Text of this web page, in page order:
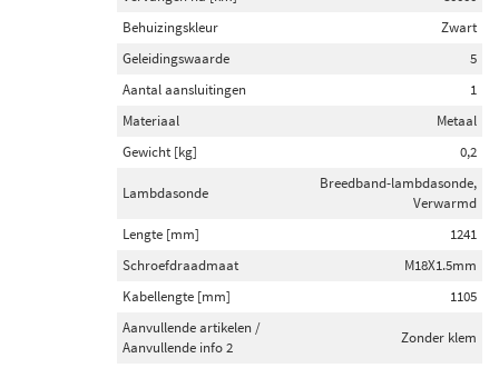
Behuizingskleur
Zwart
Geleidingswaarde
5
Aantal aansluitingen
1
Materiaal
Metaal
Gewicht [kg]
0,2
Lambdasonde
Breedband-lambdasonde,
Verwarmd
Lengte [mm]
1241
Schroefdraadmaat
M18X1.5mm
Kabellengte [mm]
1105
Aanvullende artikelen /
Aanvullende info 2
Zonder klem